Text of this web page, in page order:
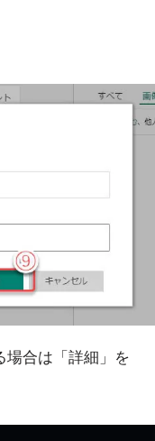
場合は「詳細」を